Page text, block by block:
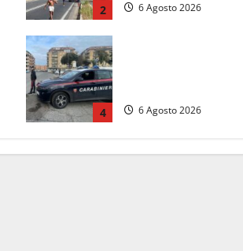
2 6 Agosto 2026
4 6 Agosto 2026